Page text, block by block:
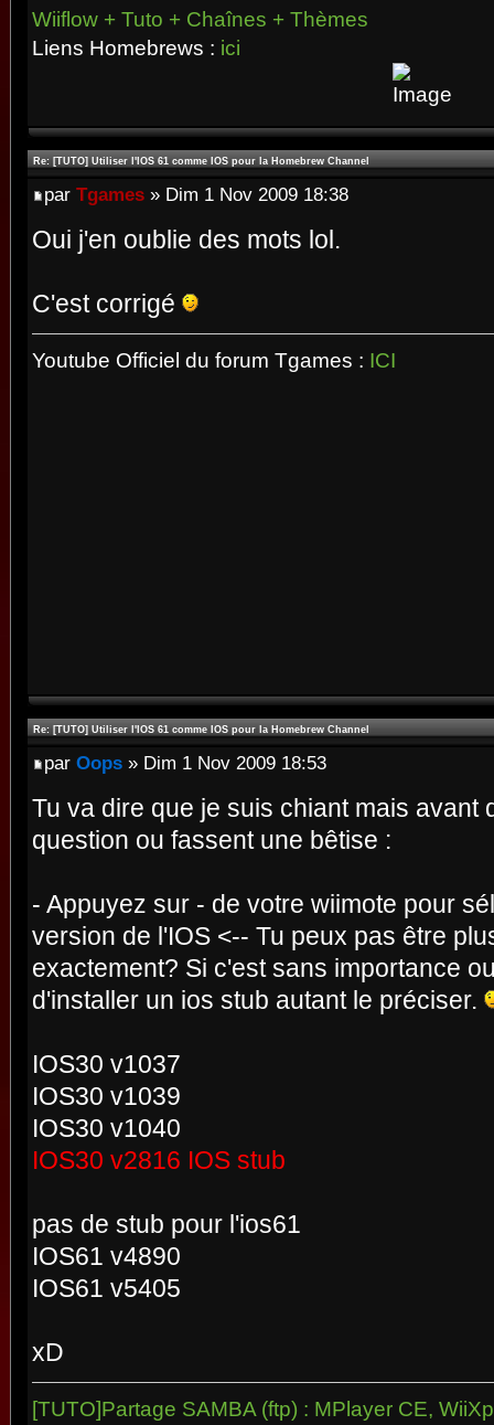
Wiiflow + Tuto + Chaînes + Thèmes
Liens Homebrews : ici
Re: [TUTO] Utiliser l'IOS 61 comme IOS pour la Homebrew Channel
par Tgames » Dim 1 Nov 2009 18:38
Oui j'en oublie des mots lol.
C'est corrigé
Youtube Officiel du forum Tgames : ICI
Re: [TUTO] Utiliser l'IOS 61 comme IOS pour la Homebrew Channel
par Oops » Dim 1 Nov 2009 18:53
Tu va dire que je suis chiant mais avant
question ou fassent une bêtise :
- Appuyez sur - de votre wiimote pour
version de l'IOS <-- Tu peux pas être
exactement? Si c'est sans importance
d'installer un ios stub autant le préciser.
IOS30 v1037
IOS30 v1039
IOS30 v1040
IOS30 v2816 IOS stub
pas de stub pour l'ios61
IOS61 v4890
IOS61 v5405
xD
[TUTO]Partage SAMBA (ftp) : MPlayer CE,